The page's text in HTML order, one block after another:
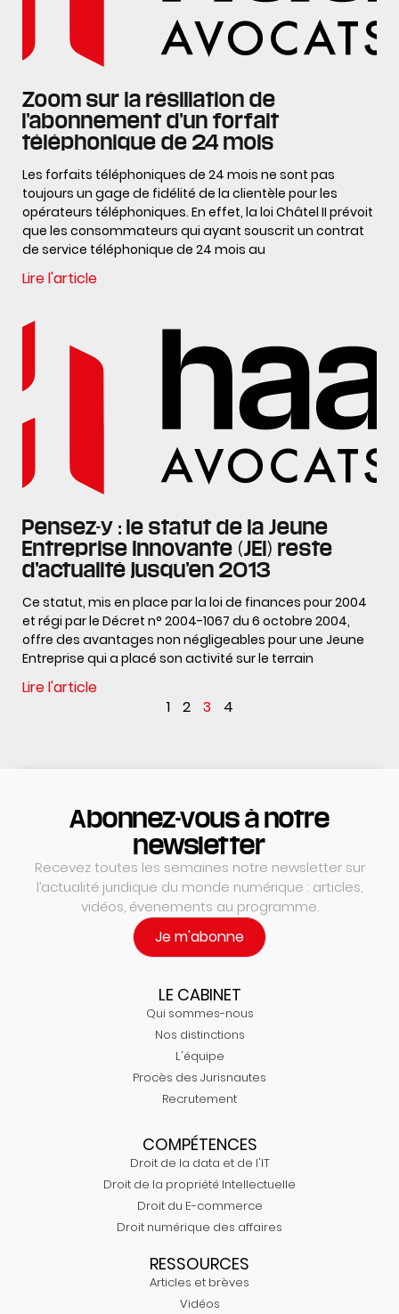
Zoom sur la résiliation de
l’abonnement d’un forfait
téléphonique de 24 mois
Les forfaits téléphoniques de 24 mois ne sont pas
toujours un gage de fidélité de la clientèle pour les
opérateurs téléphoniques. En effet, la loi Châtel II prévoit
que les consommateurs qui ayant souscrit un contrat
de service téléphonique de 24 mois au
Lire l'article
Pensez-y : le statut de la Jeune
Entreprise Innovante (JEI) reste
d’actualité jusqu’en 2013
Ce statut, mis en place par la loi de finances pour 2004
et régi par le Décret n° 2004-1067 du 6 octobre 2004,
offre des avantages non négligeables pour une Jeune
Entreprise qui a placé son activité sur le terrain
Lire l'article
1
2 3 4
Abonnez-vous à notre
newsletter
Recevez toutes les semaines notre newsletter sur
l’actualité juridique du monde numérique : articles,
vidéos, évenements au programme.
Je m'abonne
LE CABINET
Qui sommes-nous
Nos distinctions
L'équipe
Procès des Jurisnautes
Recrutement
COMPÉTENCES
Droit de la data et de l'IT
Droit de la propriété Intellectuelle
Droit du E-commerce
Droit numérique des affaires
RESSOURCES
Articles et brèves
Vidéos